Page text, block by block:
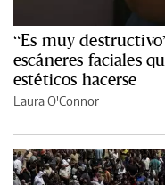
“Es muy
escáneres faciales
estéticos hacerse
Laura O'Connor